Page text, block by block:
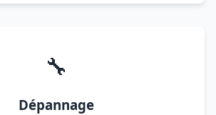
🔧
Dépannage